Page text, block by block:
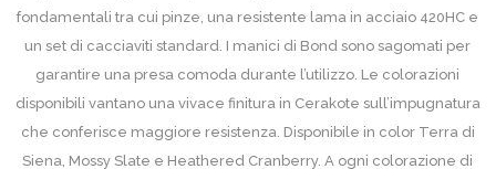
fondamentali tra cui pinze, una resistente lama in acciaio 420HC e
un set di cacciaviti standard. I manici di Bond sono sagomati per
garantire una presa comoda durante l’utilizzo. Le colorazioni
disponibili vantano una vivace finitura in Cerakote sull’impugnatura
che conferisce maggiore resistenza. Disponibile in color Terra di
Siena, Mossy Slate e Heathered Cranberry. A ogni colorazione di